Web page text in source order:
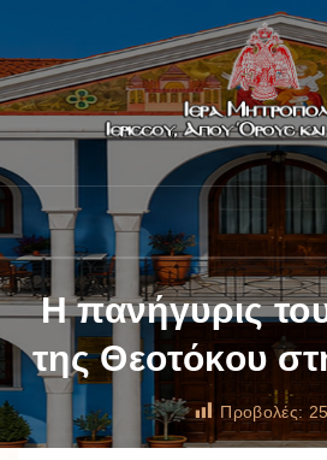
Η πανήγυρις
της Θεοτόκου
Προβολές: